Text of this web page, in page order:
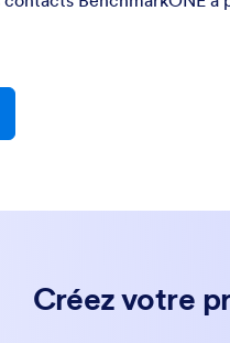
Créez votre